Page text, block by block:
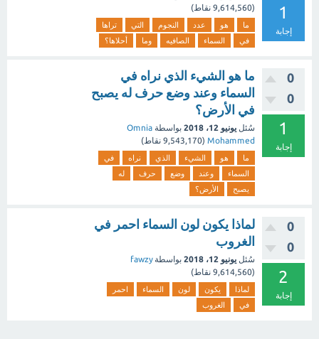
1
إجابة
(
9,614,560 نقاط)
ما هو عدد النجوم التي
تراها
في
السماء الصافيه وما أحلاها؟
0
0
1
إجابة
ما هو الشيء الذي نراه في
السماء وعند وضع حرف له يصبح
في الأرض؟
سُئل يونيو 12، 2018 بواسطة Omnia
Mohammed
(
9,543,170 نقاط)
ما هو الشيء الذي نراه
في
السماء
وعند وضع حرف
له
يصبح
الأرض؟
0
0
2
إجابة
لماذا يكون لون السماء احمر في
الغروب
سُئل يونيو 12، 2018 بواسطةfawzy
(
9,614,560 نقاط)
لماذا يكون لون السماء
احمر
في
الغروب